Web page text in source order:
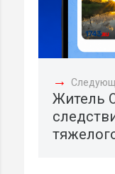
→
Житель